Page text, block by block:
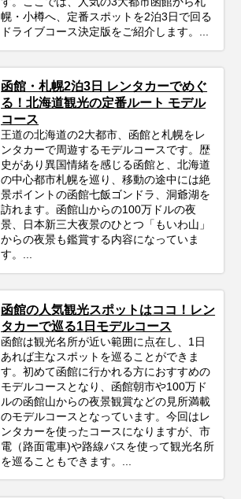
幌・小樽へ、定番スポットを2泊3日で回る
ドライブコース決定版をご紹介します。...
函館・札幌2泊3日 レンタカーでめぐ
る！北海道観光の定番ルート モデル
コース
王道の北海道の2大都市、函館と札幌をレ
ンタカーで周遊するモデルコースです。歴
史があり異国情緒を感じる函館と、北海道
の中心都市札幌を巡り、移動の途中には絶
景ポイントの函館七飯ゴンドラ、洞爺湖を
訪れます。函館山からの100万ドルの夜
景、日本新三大夜景のひとつ「もいわ山」
からの夜景も鑑賞する内容になっていま
す。...
函館の人気観光スポットはココ！レン
タカーで巡る1日モデルコース
函館は観光名所が近い範囲に点在し、1日
あれば主なスポットを巡ることができま
す。初めて函館に行かれる方におすすめの
モデルコースとなり、函館朝市や100万ド
ルの函館山からの夜景観賞などの見所満載
のモデルコースとなっています。今回はレ
ンタカーを使ったコースになりますが、市
電（路面電車)や路線バスを使って観光名所
を巡ることもできます。...